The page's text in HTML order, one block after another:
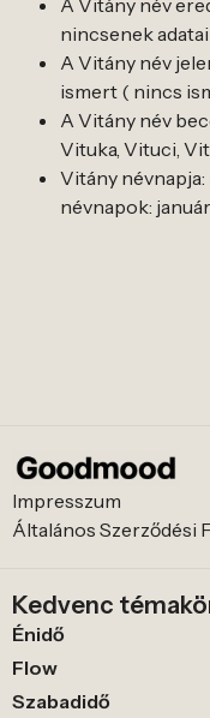
A Vitány név
nincsenek
A Vitány név
ismert ( nincs
A Vitány név
Vituka, Vituci,
Vitány
névnapok: január
Impresszum
Általános Szerződési
Kedvenc
Énidő
Flow
Szabadidő